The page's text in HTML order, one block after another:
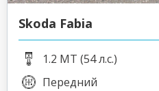
Skoda Fabia
1.2 MT (54 л.с.)
Передний